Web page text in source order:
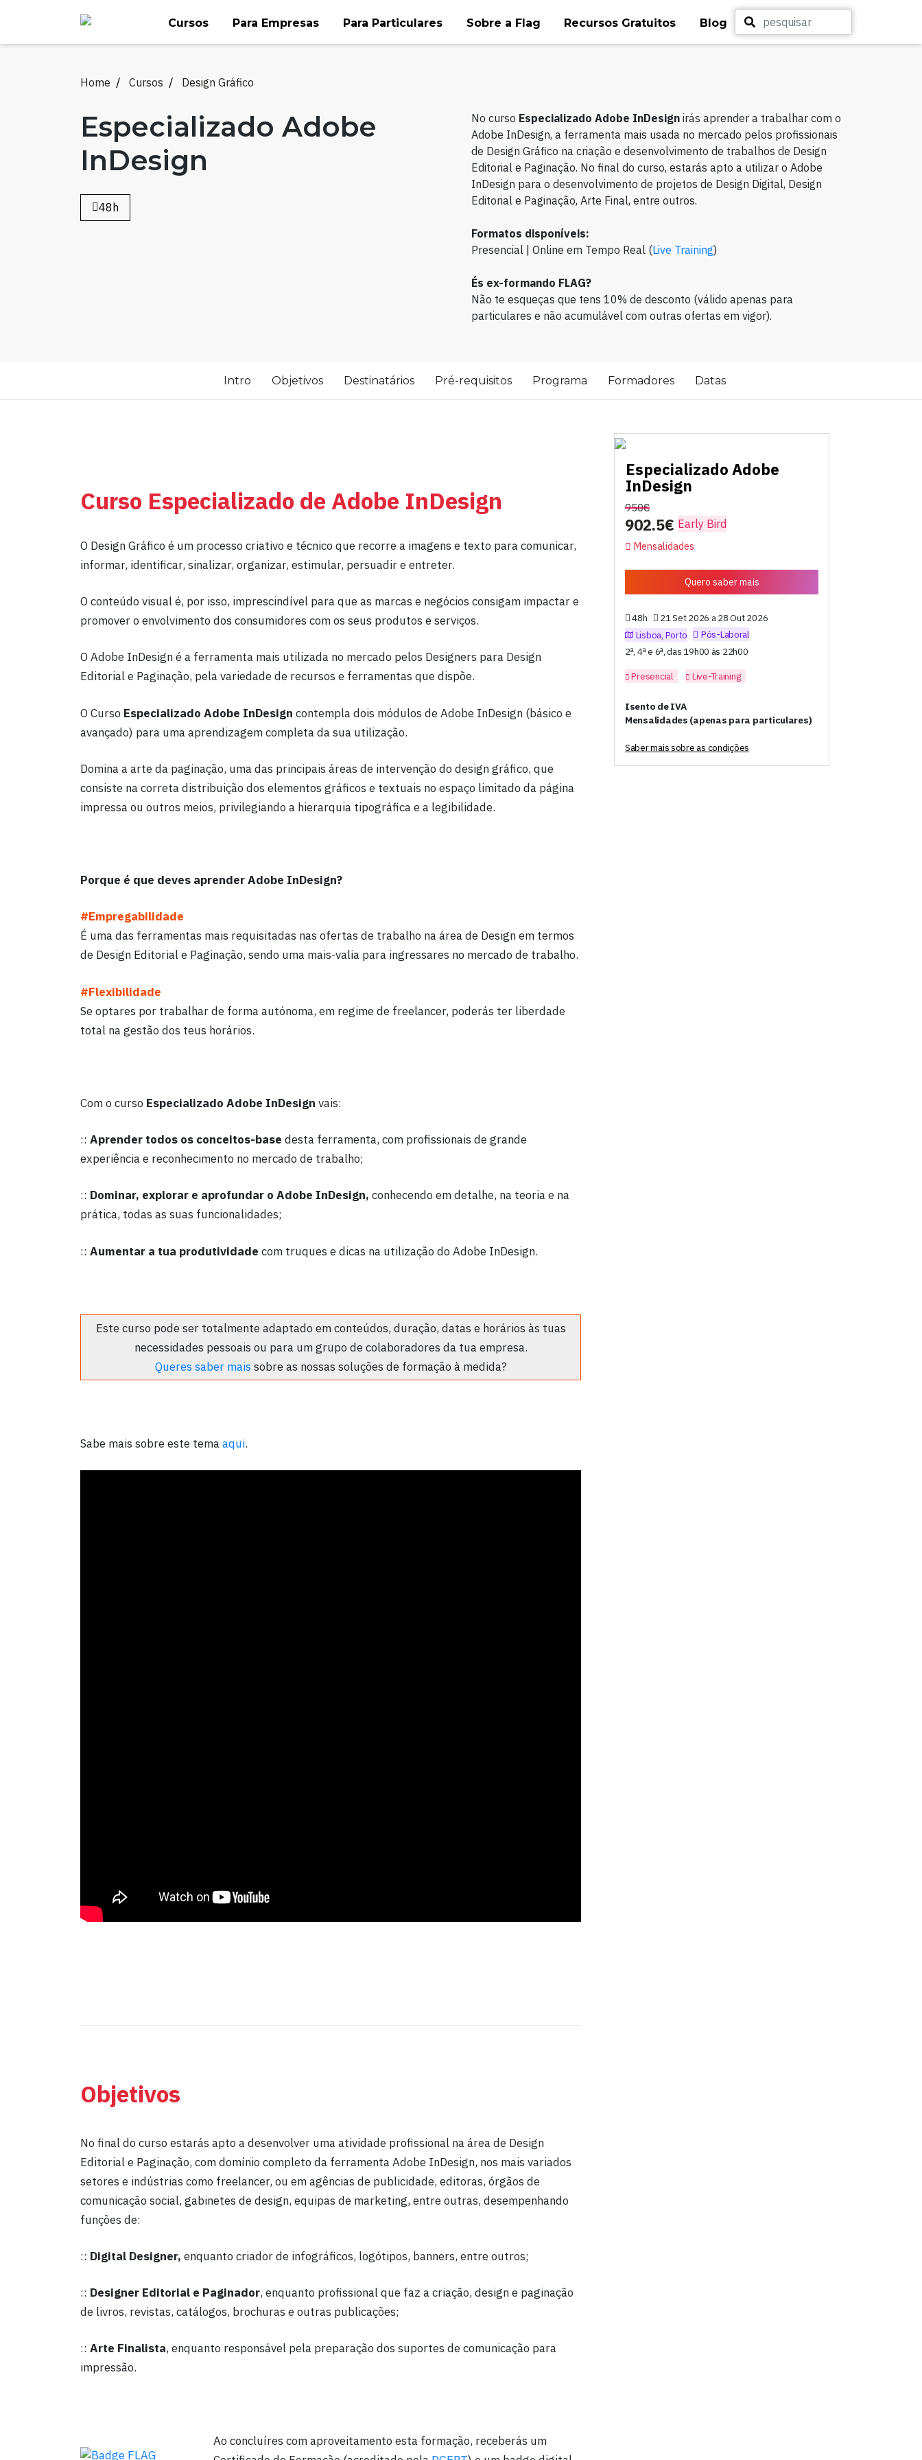
content
Cursos Para Empresas Para Particulares Sobre a Flag Recursos Gratuitos Blog
Home Cursos Design Gráfico
Especializado Adobe
InDesign
48h
No curso Especializado Adobe InDesign irás aprender a trabalhar com o
Adobe InDesign, a ferramenta mais usada no mercado pelos profissionais
de Design Gráfico na criação e desenvolvimento de trabalhos de Design
Editorial e Paginação. No final do curso, estarás apto a utilizar o Adobe
InDesign para o desenvolvimento de projetos de Design Digital, Design
Editorial e Paginação, Arte Final, entre outros.
Formatos disponíveis:
Presencial | Online em Tempo Real (Live Training)
És ex-formando FLAG?
Não te esqueças que tens 10% de desconto (válido apenas para
particulares e não acumulável com outras ofertas em vigor).
Intro Objetivos Destinatários Pré-requisitos Programa Formadores Datas
Curso Especializado de Adobe InDesign
O Design Gráfico é um processo criativo e técnico que recorre a imagens e texto para comunicar,
informar, identificar, sinalizar, organizar, estimular, persuadir e entreter.
O conteúdo visual é, por isso, imprescindível para que as marcas e negócios consigam impactar e
promover o envolvimento dos consumidores com os seus produtos e serviços.
O Adobe InDesign é a ferramenta mais utilizada no mercado pelos Designers para Design
Editorial e Paginação, pela variedade de recursos e ferramentas que dispõe.
O Curso Especializado Adobe InDesign contempla dois módulos de Adobe InDesign (básico e
avançado) para uma aprendizagem completa da sua utilização.
Domina a arte da paginação, uma das principais áreas de intervenção do design gráfico, que
consiste na correta distribuição dos elementos gráficos e textuais no espaço limitado da página
impressa ou outros meios, privilegiando a hierarquia tipográfica e a legibilidade.
Porque é que deves aprender Adobe InDesign?
#Empregabilidade
É uma das ferramentas mais requisitadas nas ofertas de trabalho na área de Design em termos
de Design Editorial e Paginação, sendo uma mais-valia para ingressares no mercado de trabalho.
#Flexibilidade
Se optares por trabalhar de forma autónoma, em regime de freelancer, poderás ter liberdade
total na gestão dos teus horários.
Com o curso Especializado Adobe InDesign vais:
:: Aprender todos os conceitos-base desta ferramenta, com profissionais de grande
experiência e reconhecimento no mercado de trabalho;
:: Dominar, explorar e aprofundar o Adobe InDesign, conhecendo em detalhe, na teoria e na
prática, todas as suas funcionalidades;
:: Aumentar a tua produtividade com truques e dicas na utilização do Adobe InDesign.
Este curso pode ser totalmente adaptado em conteúdos, duração, datas e horários às tuas
necessidades pessoais ou para um grupo de colaboradores da tua empresa.
Queres saber mais sobre as nossas soluções de formação à medida?
Sabe mais sobre este temaaqui.
Objetivos
No final do curso estarás apto a desenvolver uma atividade profissional na área de Design
Editorial e Paginação, com domínio completo da ferramenta Adobe InDesign, nos mais variados
setores e indústrias como freelancer, ou em agências de publicidade, editoras, órgãos de
comunicação social, gabinetes de design, equipas de marketing, entre outras, desempenhando
funções de:
:: Digital Designer, enquanto criador de infográficos, logótipos, banners, entre outros;
:: Designer Editorial e Paginador, enquanto profissional que faz a criação, design e paginação
de livros, revistas, catálogos, brochuras e outras publicações;
:: Arte Finalista, enquanto responsável pela preparação dos suportes de comunicação para
impressão.
Ao concluíres com aproveitamento esta formação, receberás um
Especializado Adobe
InDesign
950€
902.5€ Early Bird
Mensalidades
Quero saber mais
48h
21 Set 2026 a 28 Out 2026
Lisboa, Porto
Pós-Laboral
2ª, 4ª e 6ª, das 19h00 às 22h00
Presencial
Live-Training
Isento de IVA
Mensalidades (apenas para particulares)
Saber mais sobre as condições